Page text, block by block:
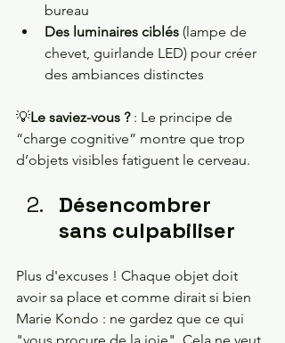
bureau
Des luminaires ciblés (lampe de
chevet, guirlande LED) pour créer
des ambiances distinctes
💡Le saviez-vous ? : Le principe de
“charge cognitive” montre que trop
d’objets visibles fatiguent le cerveau.
Désencombrer
sans culpabiliser
Plus d'excuses ! Chaque objet doit
avoir sa place et comme dirait si bien
Marie Kondo : ne gardez que ce qui